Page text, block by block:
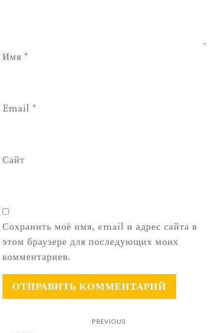
Имя *
Email *
Сайт
Сохранить моё имя, email и адрес сайта в
этом браузере для последующих моих
комментариев.
PREVIOUS